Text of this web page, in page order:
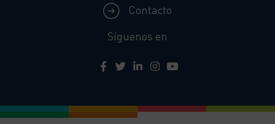
Contacto
Síguenos en